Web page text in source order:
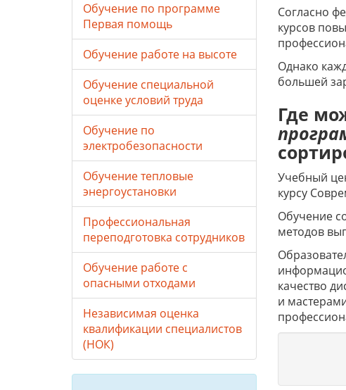
Согласно
курсов
Однако
большей
Где
Учебный
курсу
Обучение
методов
качество
и
Обучение по программе
Первая помощь
Обучение работе на высоте
Обучение специальной
оценке условий труда
Обучение по
электробезопасности
Обучение тепловые
энергоустановки
Профессиональная
переподготовка сотрудников
Обучение работе с
опасными отходами
Независимая оценка
квалификации специалистов
(НОК)